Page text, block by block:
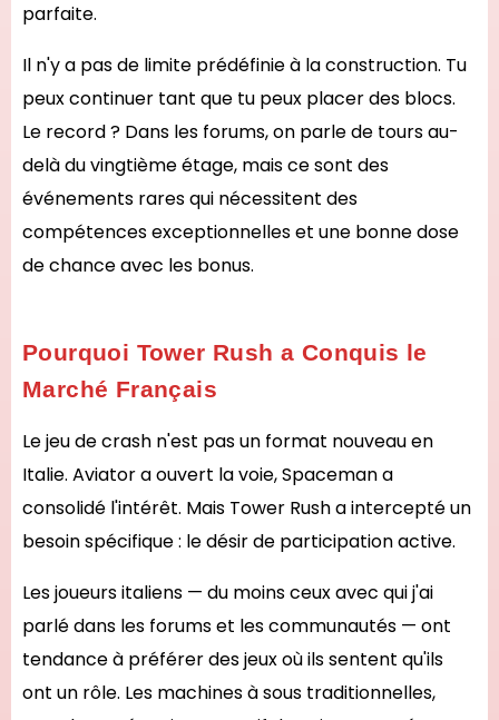
parfaite.
Il n'y a pas de limite prédéfinie à la construction. Tu
peux continuer tant que tu peux placer des blocs.
Le record ? Dans les forums, on parle de tours au-
delà du vingtième étage, mais ce sont des
événements rares qui nécessitent des
compétences exceptionnelles et une bonne dose
de chance avec les bonus.
Pourquoi Tower Rush a Conquis le
Marché Français
Le jeu de crash n'est pas un format nouveau en
Italie. Aviator a ouvert la voie, Spaceman a
consolidé l'intérêt. Mais Tower Rush a intercepté un
besoin spécifique : le désir de participation active.
Les joueurs italiens — du moins ceux avec qui j'ai
parlé dans les forums et les communautés — ont
tendance à préférer des jeux où ils sentent qu'ils
ont un rôle. Les machines à sous traditionnelles,